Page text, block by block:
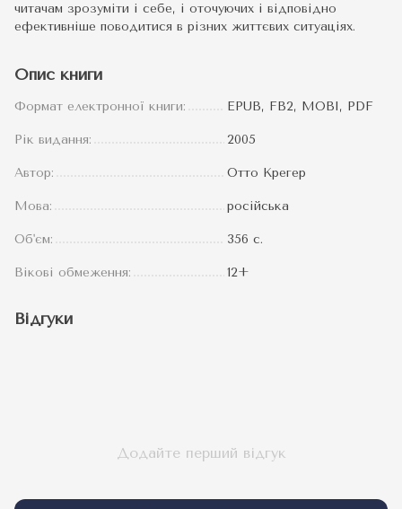
читачам зрозуміти і себе, і оточуючих і відповідно
ефективніше поводитися в різних життєвих ситуаціях.
Опис книги
Формат електронної книги: EPUB, FB2, MOBI, PDF
Рік видання: 2005
Автор: Отто Крегер
Мова: російська
Об'єм: 356 с.
Вікові обмеження: 12+
Відгуки
Додайте перший відгук